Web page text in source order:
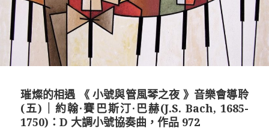
璀燦的相遇 《 小號與管風琴之夜 》音樂會導聆
(五)｜約翰·賽巴斯汀·巴赫(J.S. Bach, 1685-
1750)：D 大調小號協奏曲，作品 972